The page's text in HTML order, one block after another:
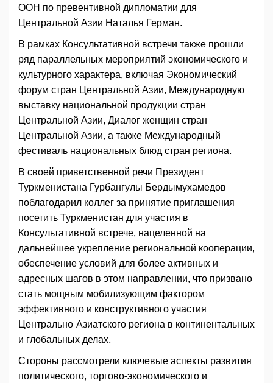
ООН по превентивной дипломатии для
Центральной Азии Наталья Герман.
В рамках Консультативной встречи также прошли
ряд параллельных мероприятий экономического и
культурного характера, включая Экономический
форум стран Центральной Азии, Международную
выставку национальной продукции стран
Центральной Азии, Диалог женщин стран
Центральной Азии, а также Международный
фестиваль национальных блюд стран региона.
В своей приветственной речи Президент
Туркменистана Гурбангулы Бердымухамедов
поблагодарил коллег за принятие приглашения
посетить Туркменистан для участия в
Консультативной встрече, нацеленной на
дальнейшее укрепление региональной кооперации,
обеспечение условий для более активных и
адресных шагов в этом направлении, что призвано
стать мощным мобилизующим фактором
эффективного и конструктивного участия
Центрально-Азиатского региона в континентальных
и глобальных делах.
Стороны рассмотрели ключевые аспекты развития
политического, торгово-экономического и